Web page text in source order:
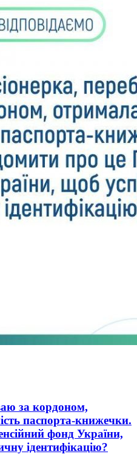
за кордоном,
паспорта-книжечки.
фонд України,
ідентифікацію?